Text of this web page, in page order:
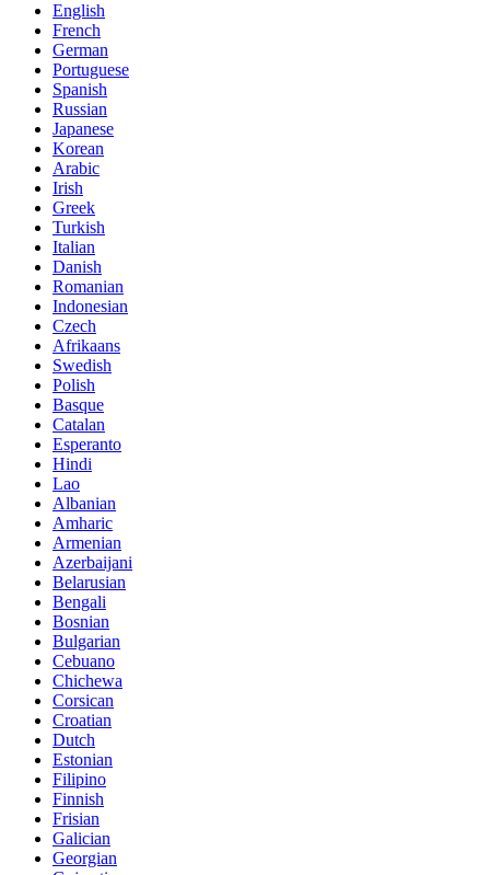
English
French
German
Portuguese
Spanish
Russian
Japanese
Korean
Arabic
Irish
Greek
Turkish
Italian
Danish
Romanian
Indonesian
Czech
Afrikaans
Swedish
Polish
Basque
Catalan
Esperanto
Hindi
Lao
Albanian
Amharic
Armenian
Azerbaijani
Belarusian
Bengali
Bosnian
Bulgarian
Cebuano
Chichewa
Corsican
Croatian
Dutch
Estonian
Filipino
Finnish
Frisian
Galician
Georgian